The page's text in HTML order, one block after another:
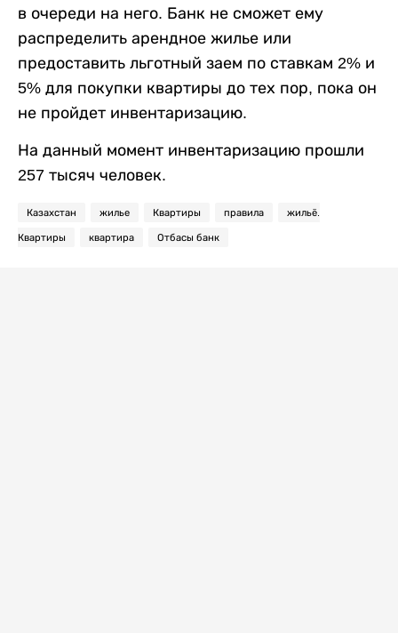
в очереди на него. Банк не сможет ему
распределить арендное жилье или
предоставить льготный заем по ставкам 2% и
5% для покупки квартиры до тех пор, пока он
не пройдет инвентаризацию.
На данный момент инвентаризацию прошли
257 тысяч человек.
Казахстан жилье Квартиры правила жильё.
Квартиры квартира Отбасы банк